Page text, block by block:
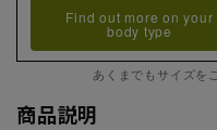
Find out more on your
body type
あくまでもサイズを
商品説明